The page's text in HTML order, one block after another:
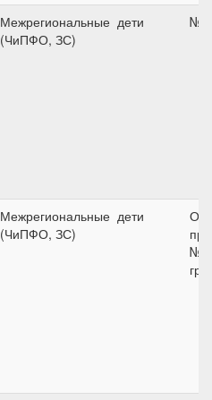
Межрегиональные
(ЧиПФО, ЗС)
дети
Межрегиональные
(ЧиПФО, ЗС)
дети